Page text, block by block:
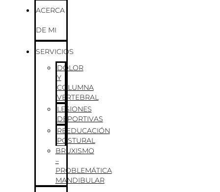
ACERCA
DE MI
SERVICIOS
DOLOR
Y
COLUMNA
VERTEBRAL
LESIONES
DEPORTIVAS
REEDUCACIÓN
POSTURAL
BRUXISMO
–
PROBLEMÁTICA
MANDIBULAR